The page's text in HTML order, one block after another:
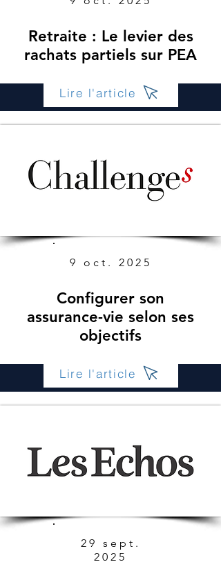
Retraite : Le levier des
rachats partiels sur PEA
Lire l'article
9 oct. 2025
Configurer son
assurance-vie selon ses
objectifs
Lire l'article
29 sept.
2025